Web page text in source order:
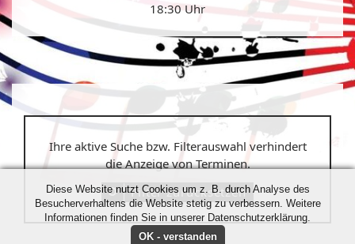
18:30 Uhr
Ihre aktive Suche bzw. Filterauswahl verhindert
die Anzeige von Terminen.
Filter zurücksetzen
Diese Website nutzt Cookies um z. B. durch Analyse des
Besucherverhaltens die Website stetig zu verbessern. Weitere
Informationen finden Sie in unserer Datenschutzerklärung.